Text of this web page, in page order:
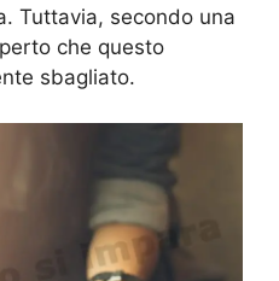
Tuttavia, secondo una
che questo
sbagliato.